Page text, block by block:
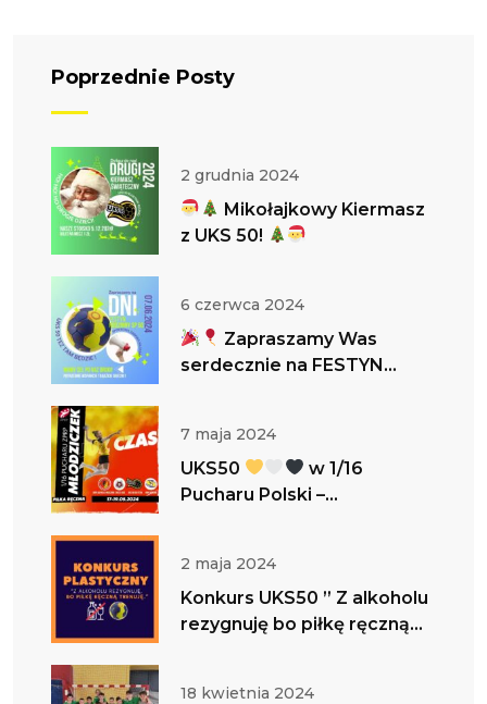
Poprzednie Posty
2 grudnia 2024
Mikołajkowy Kiermasz
z UKS 50!
6 czerwca 2024
Zapraszamy Was
serdecznie na FESTYN
7 maja 2024
UKS50
w 1/16
Pucharu Polski –
2 maja 2024
Konkurs UKS50 ” Z alkoholu
rezygnuję bo piłkę ręczną
18 kwietnia 2024